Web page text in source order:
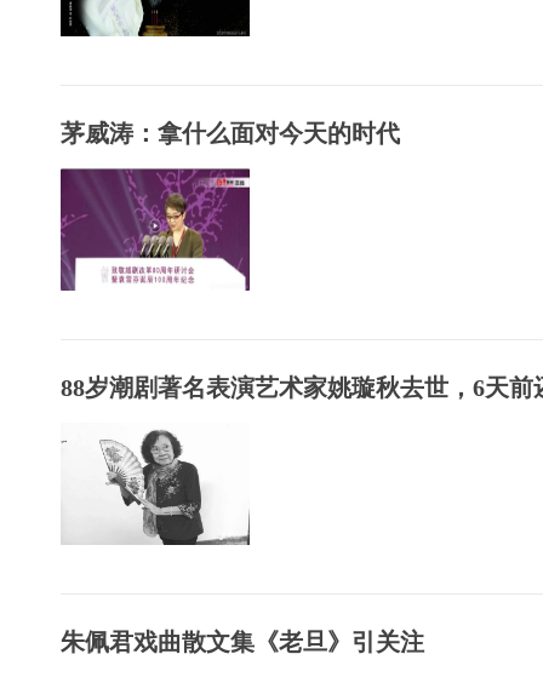
茅威涛：拿什么面对今天的时代
88岁潮剧著名表演艺术家姚璇秋去世，6天前
朱佩君戏曲散文集《老旦》引关注